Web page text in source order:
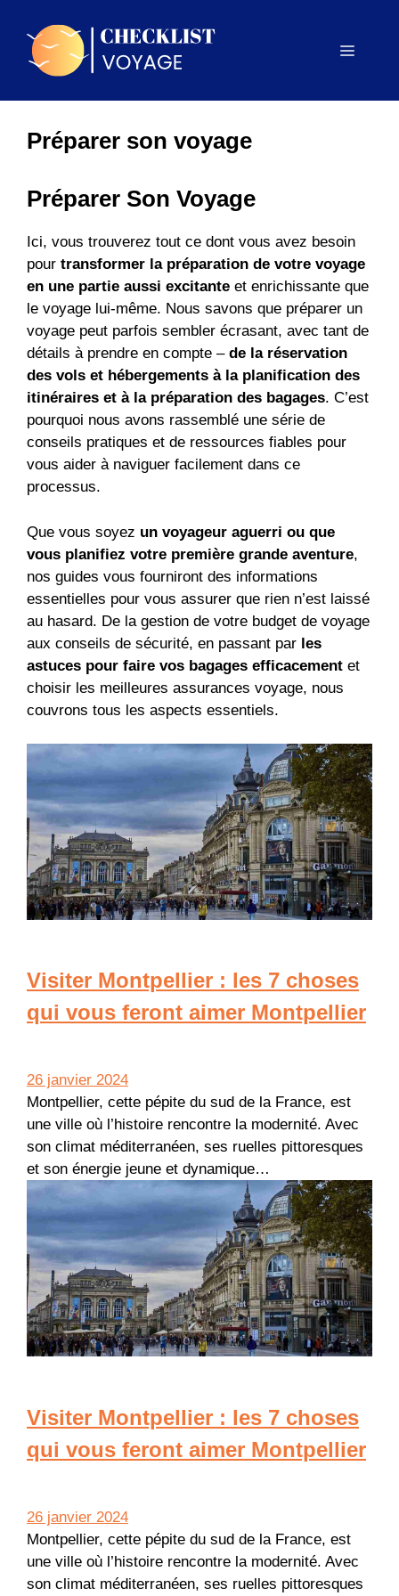
contenu
Menu
Préparer son voyage
Préparer Son Voyage
Ici, vous trouverez tout ce dont vous avez besoin
pour transformer la préparation de votre voyage
en une partie aussi excitante et enrichissante que
le voyage lui-même. Nous savons que préparer un
voyage peut parfois sembler écrasant, avec tant de
détails à prendre en compte – de la réservation
des vols et hébergements à la planification des
itinéraires et à la préparation des bagages. C’est
pourquoi nous avons rassemblé une série de
conseils pratiques et de ressources fiables pour
vous aider à naviguer facilement dans ce
processus.
Que vous soyez un voyageur aguerri ou que
vous planifiez votre première grande aventure,
nos guides vous fourniront des informations
essentielles pour vous assurer que rien n’est laissé
au hasard. De la gestion de votre budget de voyage
aux conseils de sécurité, en passant par les
astuces pour faire vos bagages efficacement et
choisir les meilleures assurances voyage, nous
couvrons tous les aspects essentiels.
Visiter Montpellier : les 7 choses
qui vous feront aimer Montpellier
26 janvier 2024
Montpellier, cette pépite du sud de la France, est
une ville où l’histoire rencontre la modernité. Avec
son climat méditerranéen, ses ruelles pittoresques
et son énergie jeune et dynamique…
Visiter Montpellier : les 7 choses
qui vous feront aimer Montpellier
26 janvier 2024
Montpellier, cette pépite du sud de la France, est
une ville où l’histoire rencontre la modernité. Avec
son climat méditerranéen, ses ruelles pittoresques